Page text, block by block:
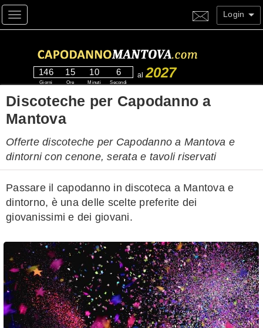
Toggle navigation Login
146
Giorni
15
Ore
10
Minuti
5
Secondi
al 2027
Discoteche per Capodanno a
Mantova
Offerte discoteche per Capodanno a Mantova e
dintorni con cenone, serata e tavoli riservati
Passare il capodanno in discoteca a Mantova e
dintorno, è una delle scelte preferite dei
giovanissimi e dei giovani.